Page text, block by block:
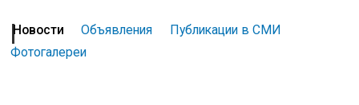
Новости Объявления
Публикации в СМИ
Фотогалереи